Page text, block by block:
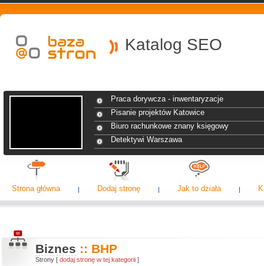
Katalog SEO
Praca dorywcza - inwentaryzacje
Pisanie projektów Katowice
Biuro rachunkowe znany księgowy
Detektywi Warszawa
Strona główna Dodaj stronę Jak to działa
Biznes :: BHP
Strony [ dodaj stronę w tej kategorii ]